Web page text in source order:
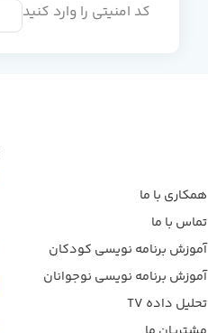
کد امنیتی را وارد کنید
همکاری با ما
تماس با ما
آموزش برنامه نویسی کودکان
آموزش برنامه نویسی نوجوانان
تحلیل داده TV